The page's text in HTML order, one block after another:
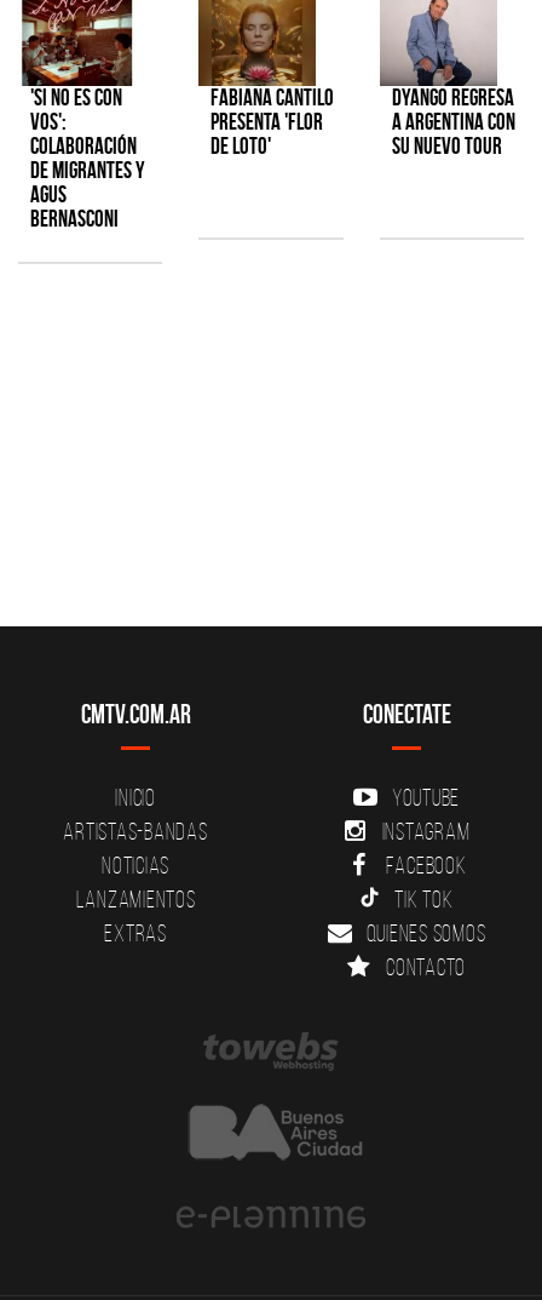
'Si No Es Con
Vos':
colaboración
de Migrantes y
Agus
Bernasconi
Fabiana Cantilo
presenta 'Flor
de Loto'
Dyango regresa
a Argentina con
su nuevo tour
CMTV.com.ar
Inicio
Artistas-Bandas
Noticias
Lanzamientos
Extras
Conectate
YouTube
Instagram
Facebook
Tik Tok
Quienes somos
Contacto